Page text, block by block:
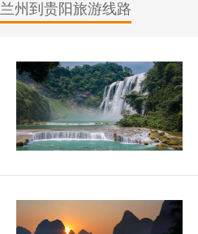
兰州到贵阳旅游线路